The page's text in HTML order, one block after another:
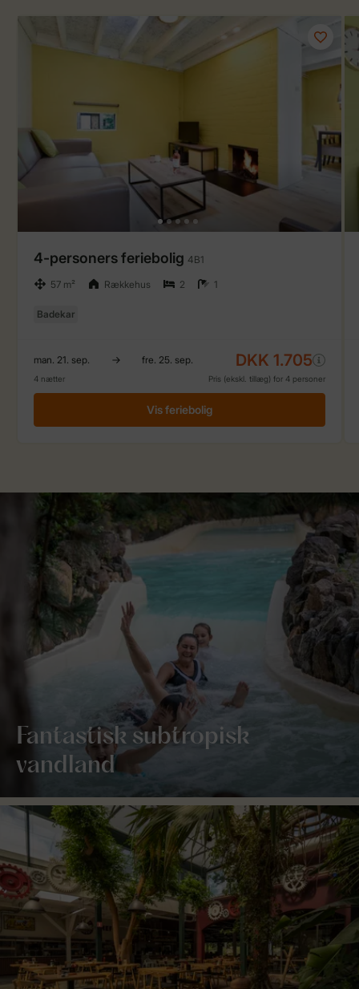
Fantastisk subtropisk
vandland